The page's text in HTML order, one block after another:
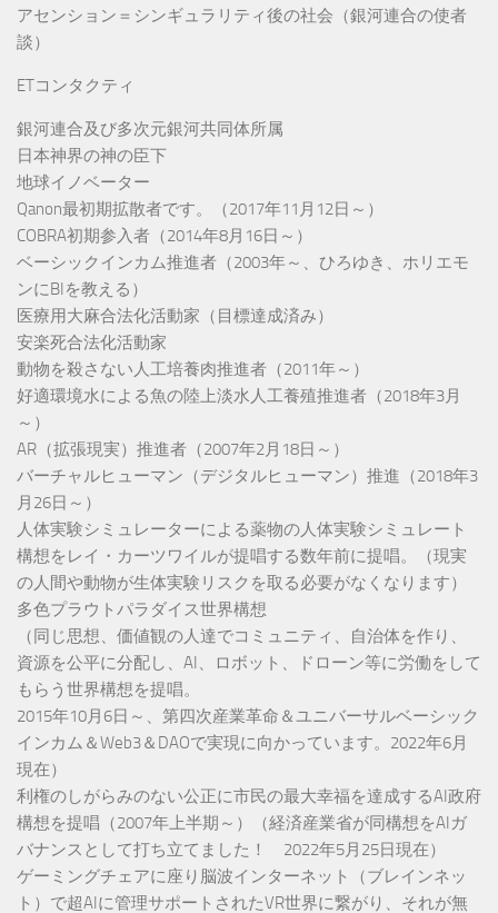
アセンション＝シンギュラリティ後の社会（銀河連合の使者
談）
ETコンタクティ
銀河連合及び多次元銀河共同体所属
日本神界の神の臣下
地球イノベーター
Qanon最初期拡散者です。（2017年11月12日～）
COBRA初期参入者（2014年8月16日～）
ベーシックインカム推進者（2003年～、ひろゆき、ホリエモ
ンにBIを教える）
医療用大麻合法化活動家（目標達成済み）
安楽死合法化活動家
動物を殺さない人工培養肉推進者（2011年～）
好適環境水による魚の陸上淡水人工養殖推進者（2018年3月
～）
AR（拡張現実）推進者（2007年2月18日～）
バーチャルヒューマン（デジタルヒューマン）推進（2018年3
月26日～）
人体実験シミュレーターによる薬物の人体実験シミュレート
構想をレイ・カーツワイルが提唱する数年前に提唱。（現実
の人間や動物が生体実験リスクを取る必要がなくなります）
多色プラウトパラダイス世界構想
（同じ思想、価値観の人達でコミュニティ、自治体を作り、
資源を公平に分配し、AI、ロボット、ドローン等に労働をして
もらう世界構想を提唱。
2015年10月6日～、第四次産業革命＆ユニバーサルベーシック
インカム＆Web3＆DAOで実現に向かっています。2022年6月
現在）
利権のしがらみのない公正に市民の最大幸福を達成するAI政府
構想を提唱（2007年上半期～）（経済産業省が同構想をAIガ
バナンスとして打ち立てました！ 2022年5月25日現在）
ゲーミングチェアに座り脳波インターネット（ブレインネッ
ト）で超AIに管理サポートされたVR世界に繋がり、それが無